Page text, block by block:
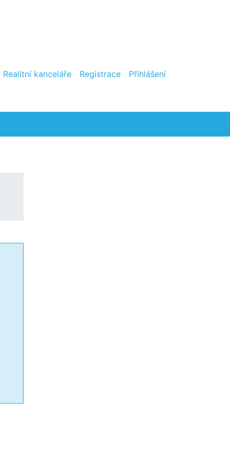
Realitní kanceláře Registrace Přihlášení